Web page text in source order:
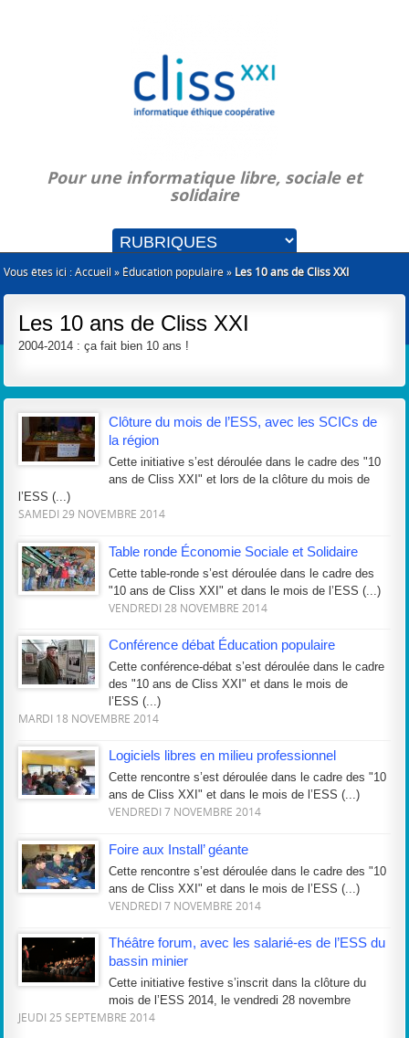
Pour une informatique libre, sociale et
solidaire
Vous êtes ici :Accueil » Éducation populaire » Les 10 ans de Cliss XXI
Les 10 ans de Cliss XXI
2004-2014 : ça fait bien 10 ans !
Clôture du mois de l’ESS, avec les SCICs de
la région
Cette initiative s’est déroulée dans le cadre des "10
ans de Cliss XXI" et lors de la clôture du mois de
l’ESS (...)
SAMEDI 29 NOVEMBRE 2014
Table ronde Économie Sociale et Solidaire
Cette table-ronde s’est déroulée dans le cadre des
"10 ans de Cliss XXI" et dans le mois de l’ESS (...)
VENDREDI 28 NOVEMBRE 2014
Conférence débat Éducation populaire
Cette conférence-débat s’est déroulée dans le cadre
des "10 ans de Cliss XXI" et dans le mois de
l’ESS (...)
MARDI 18 NOVEMBRE 2014
Logiciels libres en milieu professionnel
Cette rencontre s’est déroulée dans le cadre des "10
ans de Cliss XXI" et dans le mois de l’ESS (...)
VENDREDI 7 NOVEMBRE 2014
Foire aux Install’ géante
Cette rencontre s’est déroulée dans le cadre des "10
ans de Cliss XXI" et dans le mois de l’ESS (...)
VENDREDI 7 NOVEMBRE 2014
Théâtre forum, avec les salarié-es de l’ESS du
bassin minier
Cette initiative festive s’inscrit dans la clôture du
mois de l’ESS 2014, le vendredi 28 novembre
JEUDI 25 SEPTEMBRE 2014